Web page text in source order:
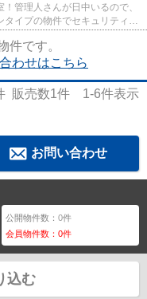
管理人さんが日中いるので、
イプの物件でセキュリティ面
件です。
わせはこちら
販売数1件 1-6件表示
お問い合わせ
公開物件数：0件
会員物件数：0件
込む